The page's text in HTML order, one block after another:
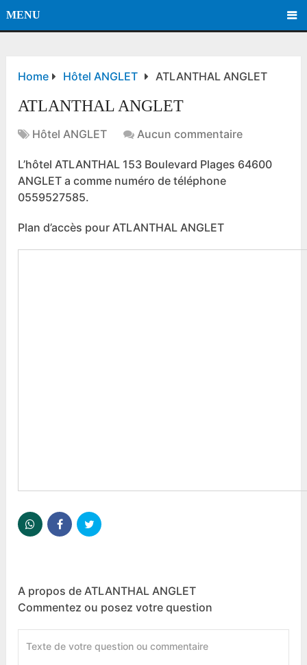
MENU
Home Hôtel ANGLET ATLANTHAL ANGLET
ATLANTHAL ANGLET
Hôtel ANGLET Aucun commentaire
L’hôtel ATLANTHAL 153 Boulevard Plages 64600
ANGLET a comme numéro de téléphone
0559527585.
Plan d’accès pour ATLANTHAL ANGLET
A propos de ATLANTHAL ANGLET
Commentez ou posez votre question